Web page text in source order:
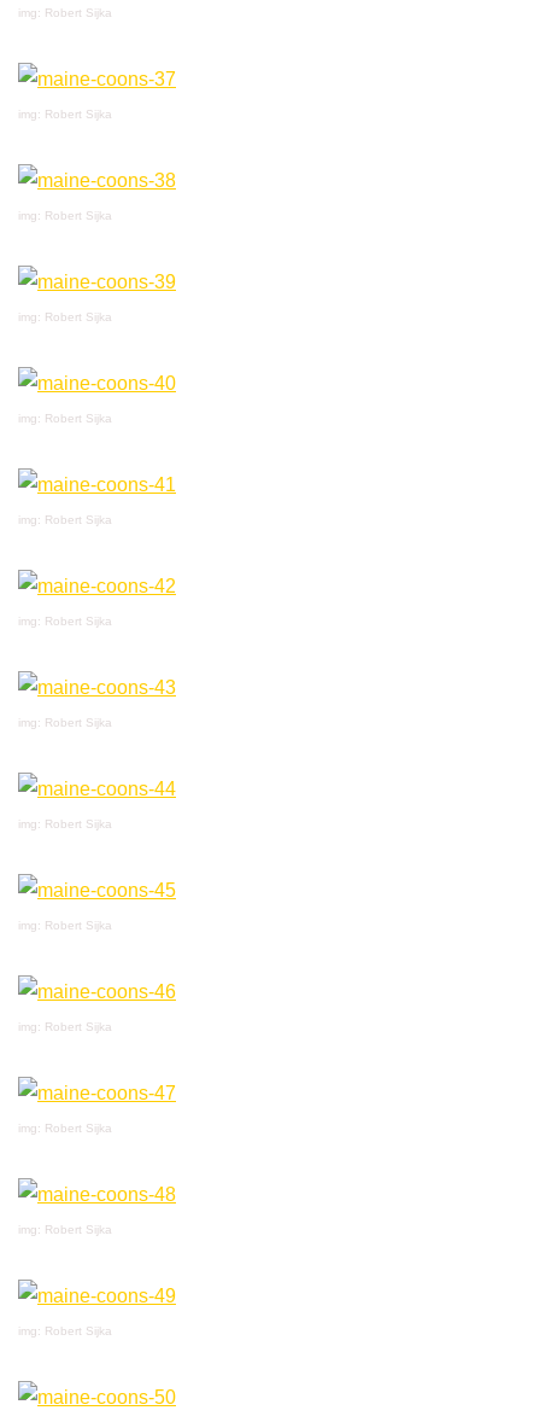
img: Robert Sijka
img: Robert Sijka
img: Robert Sijka
img: Robert Sijka
img: Robert Sijka
img: Robert Sijka
img: Robert Sijka
img: Robert Sijka
img: Robert Sijka
img: Robert Sijka
img: Robert Sijka
img: Robert Sijka
img: Robert Sijka
img: Robert Sijka